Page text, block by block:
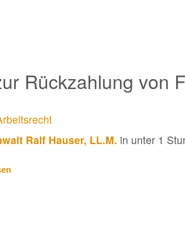
Rückzahlung von
Ralf Hauser, LL.M. in unter 1